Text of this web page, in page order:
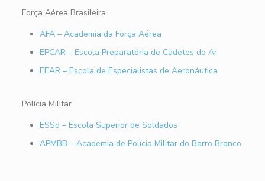
Força Aérea Brasileira
AFA – Academia da Força Aérea
EPCAR – Escola Preparatória de Cadetes do Ar
EEAR – Escola de Especialistas de Aeronáutica
Polícia Militar
ESSd – Escola Superior de Soldados
APMBB – Academia de Polícia Militar do Barro Branco